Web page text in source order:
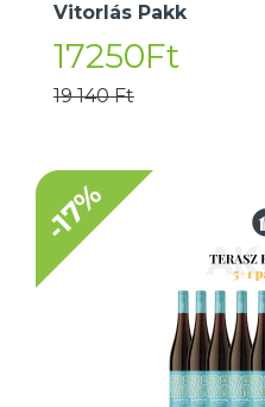
Vitorlás Pakk
17250Ft
19 140 Ft
-17%